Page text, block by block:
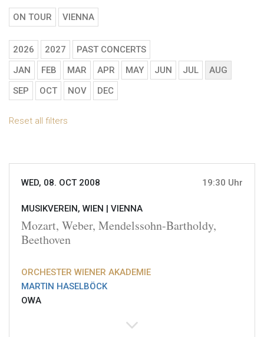
ON TOUR VIENNA
2026 2027
PAST CONCERTS
JAN
FEB MAR APR MAY JUN JUL
AUG
SEP
OCT NOV DEC
Reset all filters
WED, 08. OCT 2008 19:30 Uhr
MUSIKVEREIN, WIEN | VIENNA
Mozart, Weber, Mendelssohn-Bartholdy,
Beethoven
ORCHESTER WIENER AKADEMIE
MARTIN HASELBÖCK
OWA